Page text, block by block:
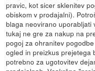
pravic, kot sicer sklenitev
obiskom v prodajalni).
blaga neovirano
tukaj ne gre za nakup na
pogoj za ohranitev
ogled in preizkus prejetega
potrebno za ugotovitev